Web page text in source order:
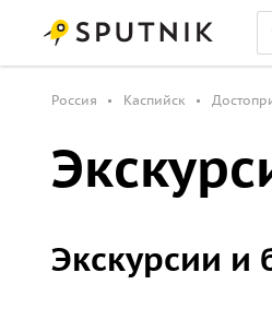
Россия Каспийск
Экскурсии и